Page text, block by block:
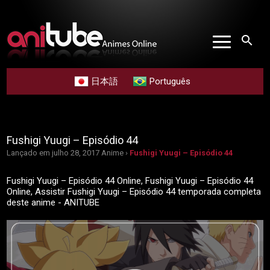
search
日本語 Português
Fushigi Yuugi – Episódio 44
Lançado em julho 28, 2017 Anime › Fushigi Yuugi – Episódio 44
Fushigi Yuugi – Episódio 44 Online, Fushigi Yuugi – Episódio 44
Online, Assistir Fushigi Yuugi – Episódio 44 temporada completa
deste anime - ANITUBE